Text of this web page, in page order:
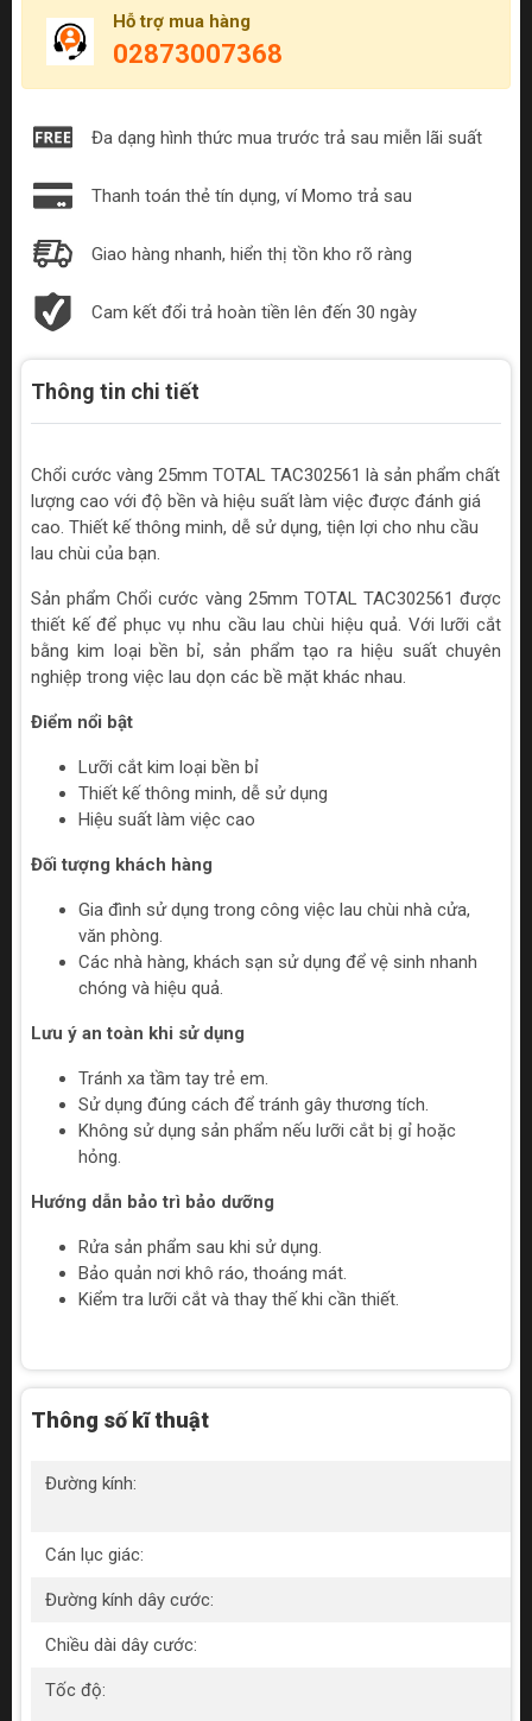
Hỗ trợ mua hàng
02873007368
Đa dạng hình thức mua trước trả sau miễn lãi suất
Thanh toán thẻ tín dụng, ví Momo trả sau
Giao hàng nhanh, hiển thị tồn kho rõ ràng
Cam kết đổi trả hoàn tiền lên đến 30 ngày
Thông tin chi tiết
Chổi cước vàng 25mm TOTAL TAC302561 là sản phẩm chất
lượng cao với độ bền và hiệu suất làm việc được đánh giá
cao. Thiết kế thông minh, dễ sử dụng, tiện lợi cho nhu cầu
lau chùi của bạn.
Sản phẩm Chổi cước vàng 25mm TOTAL TAC302561 được
thiết kế để phục vụ nhu cầu lau chùi hiệu quả. Với lưỡi cắt
bằng kim loại bền bỉ, sản phẩm tạo ra hiệu suất chuyên
nghiệp trong việc lau dọn các bề mặt khác nhau.
Điểm nổi bật
Lưỡi cắt kim loại bền bỉ
Thiết kế thông minh, dễ sử dụng
Hiệu suất làm việc cao
Đối tượng khách hàng
Gia đình sử dụng trong công việc lau chùi nhà cửa,
văn phòng.
Các nhà hàng, khách sạn sử dụng để vệ sinh nhanh
chóng và hiệu quả.
Lưu ý an toàn khi sử dụng
Tránh xa tầm tay trẻ em.
Sử dụng đúng cách để tránh gây thương tích.
Không sử dụng sản phẩm nếu lưỡi cắt bị gỉ hoặc
hỏng.
Hướng dẫn bảo trì bảo dưỡng
Rửa sản phẩm sau khi sử dụng.
Bảo quản nơi khô ráo, thoáng mát.
Kiểm tra lưỡi cắt và thay thế khi cần thiết.
Thông số kĩ thuật
Đường kính:
Cán lục giác:
Đường kính dây cước:
Chiều dài dây cước:
Tốc độ: